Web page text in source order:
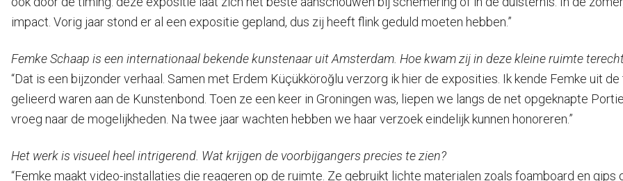
impact. Vorig jaar stond er al een expositie gepland, dus zij heeft flink geduld moeten hebben.”
Femke Schaap is een internationaal bekende kunstenaar uit Amsterdam. Hoe kwam zij in deze kleine ruimte
“Dat is een bijzonder verhaal. Samen met Erdem Küçükköroğlu verzorg ik hier de exposities. Ik kende Femke uit
gelieerd waren aan de Kunstenbond. Toen ze een keer in Groningen was, liepen we langs de net opgeknapte
vroeg naar de mogelijkheden. Na twee jaar wachten hebben we haar verzoek eindelijk kunnen honoreren.”
Het werk is visueel heel intrigerend. Wat krijgen de voorbijgangers precies te zien?
“Femke maakt video-installaties die reageren op de ruimte. Ze gebruikt lichte materialen zoals foamboard en